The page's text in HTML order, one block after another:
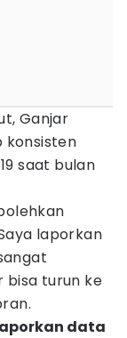
Ganjar
konsisten
saat bulan
laporkan
bisa turun ke
data